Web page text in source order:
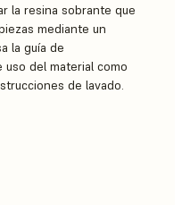
la resina sobrante que
mediante un
la guía de
del material como
de lavado.